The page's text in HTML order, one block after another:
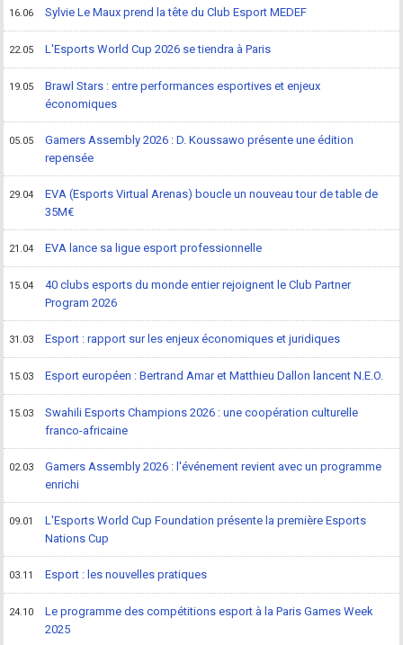
16.06 Sylvie Le Maux prend la tête du Club Esport MEDEF
22.05 L'Esports World Cup 2026 se tiendra à Paris
19.05
Brawl Stars : entre performances esportives et enjeux
économiques
05.05
Gamers Assembly 2026 : D. Koussawo présente une édition
repensée
29.04
EVA (Esports Virtual Arenas) boucle un nouveau tour de table de
35M€
21.04 EVA lance sa ligue esport professionnelle
15.04
40 clubs esports du monde entier rejoignent le Club Partner
Program 2026
31.03 Esport : rapport sur les enjeux économiques et juridiques
15.03 Esport européen : Bertrand Amar et Matthieu Dallon lancent N.E.O.
15.03
Swahili Esports Champions 2026 : une coopération culturelle
franco-africaine
02.03
Gamers Assembly 2026 : l'événement revient avec un programme
enrichi
09.01
L'Esports World Cup Foundation présente la première Esports
Nations Cup
03.11 Esport : les nouvelles pratiques
24.10
Le programme des compétitions esport à la Paris Games Week
2025